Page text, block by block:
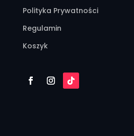
Polityka Prywatności
Regulamin
Koszyk